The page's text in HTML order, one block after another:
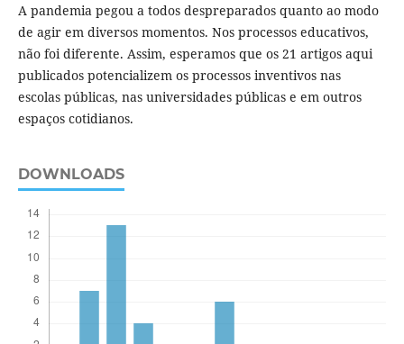
A pandemia pegou a todos despreparados quanto ao modo
de agir em diversos momentos. Nos processos educativos,
não foi diferente. Assim, esperamos que os 21 artigos aqui
publicados potencializem os processos inventivos nas
escolas públicas, nas universidades públicas e em outros
espaços cotidianos.
DOWNLOADS